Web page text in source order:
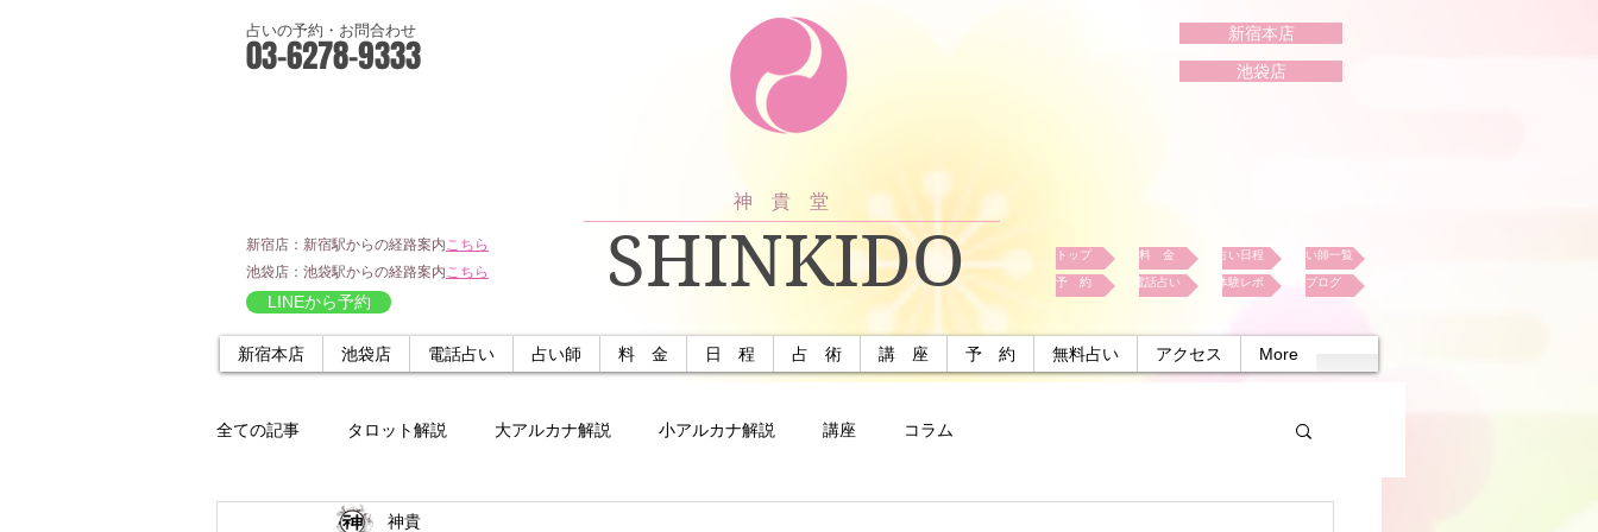
占いの予約・お問合わせ
03-6278-9333
新宿本店
池袋店
新宿店：新宿駅からの経路案内こちら
池袋店：池袋駅からの経路案内こちら
LINEから予約
神 貴 堂
SHINKIDO トップ 料 金 占い日程 占い師一覧
予 約 電話占い 体験レポ ブログ
新宿本店 池袋店 電話占い 占い師 料 金 日 程 占 術 講 座 予 約 無料占い アクセス More
全ての記事 タロット解説 大アルカナ解説 小アルカナ解説 講座 コラム
神貴